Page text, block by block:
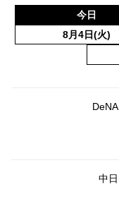
今日
8月4日(火)
DeNA
中日